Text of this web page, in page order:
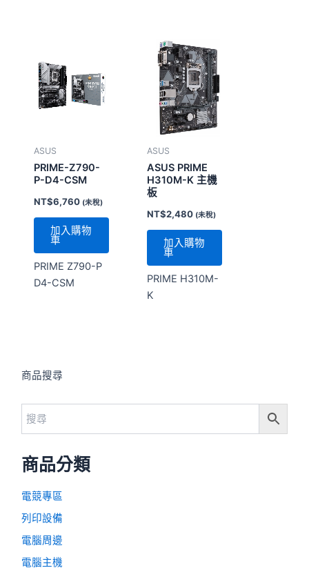
商品搜尋
商品分類
電競專區
列印設備
電腦周邊
電腦主機
ASUS
PRIME-Z790-
P-D4-CSM
NT$6,760 (未稅)
加入購物
車
PRIME Z790-P
D4-CSM
ASUS
ASUS PRIME
H310M-K 主機
板
NT$2,480 (未稅)
加入購物
車
PRIME H310M-
K